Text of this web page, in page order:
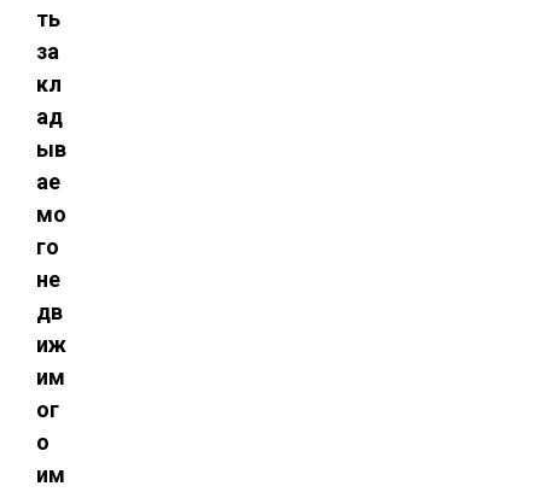
ть
за
кл
ад
ыв
ае
мо
го
не
дв
иж
им
ог
о
им